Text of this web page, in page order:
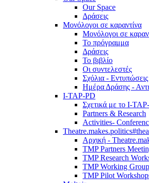
Our Space
Δράσεις
Μονόλογοι σε καραντίνα
Μονόλογοι σε
Το πρόγραμμα
Δράσεις
Το βιβλίο
Οι συντελεστές
Σχόλια - Εντυπώσεις
Ημέρα Δράσης -
I-TAP-PD
Σχετικά με το I-
Partners & Research
Activities-
Αρχική -
TMP Partners
TMP Research
TMP Working
TMP Pilot